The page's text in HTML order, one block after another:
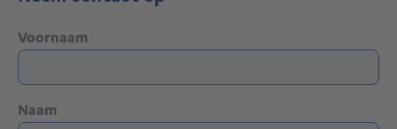
Voornaam
Naam